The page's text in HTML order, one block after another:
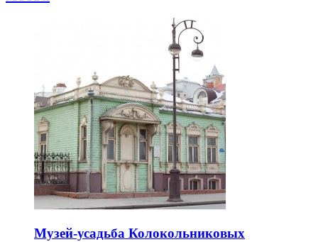
Музей-усадьба Колокольниковых